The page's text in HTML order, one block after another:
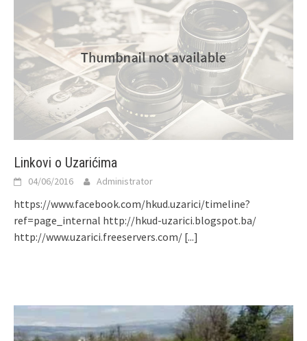
Linkovi o Uzarićima
04/06/2016 Administrator
https://www.facebook.com/hkud.uzarici/timeline?
ref=page_internal http://hkud-uzarici.blogspot.ba/
http://www.uzarici.freeservers.com/ [...]